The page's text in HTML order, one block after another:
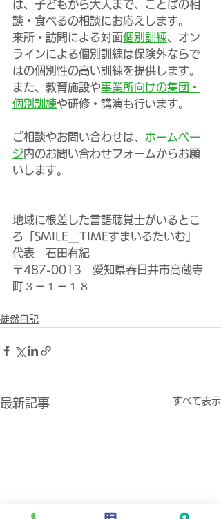
は、子どもから大人まで、ことばの相
談・食べるの相談にお応えします。
来所・訪問による対面個別訓練、オン
ラインによる個別訓練は保険外ならで
はの個別性の高い訓練を提供します。
また、教育施設や事業所向けの集団・
個別訓練や研修・講演も行います。
ご相談やお問い合わせは、 ホームペー
ジ内のお問い合わせフォームからお願
いします。
地域に根差した言語聴覚士がいるとこ
ろ「SMILE＿TIMEすまいるたいむ」
代表　石田有紀
〒487-0013　愛知県春日井市高蔵寺
町３－１－１８
徒然日記
最新記事 すべて表示